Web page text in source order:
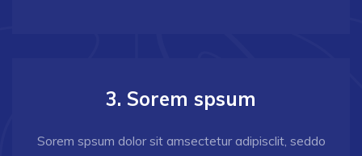
3. Sorem spsum
Sorem spsum dolor sit amsectetur adipisclit, seddo